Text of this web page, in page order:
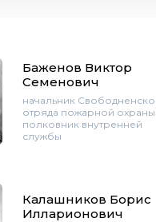
Баженов Виктор
Семенович
начальник
отряда пожарной охраны,
полковник внутренней
службы
Калашников Борис
Илларионович